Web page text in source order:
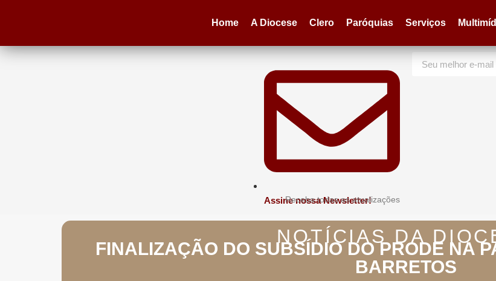
Home A Diocese Clero Paróquias Serviços
Assine nossa Newsletter!
Receba todas as atualizações
NOTÍCIAS DA
FINALIZAÇÃO DO SUBSÍDIO DO PRODE NA
BARRETOS